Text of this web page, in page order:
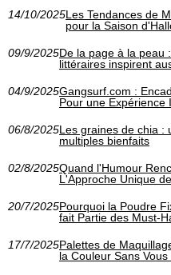
14/10/2025Les Tendances de
pour la Saison
09/9/2025De la page à la peau
littéraires inspirent
04/9/2025Gangsurf.com :
Pour une Expérience
06/8/2025Les graines de chia :
multiples bienfaits
02/8/2025Quand l'Humour
L'Approche Unique
20/7/2025Pourquoi la Poudre
fait Partie des Must-
17/7/2025Palettes de
la Couleur Sans